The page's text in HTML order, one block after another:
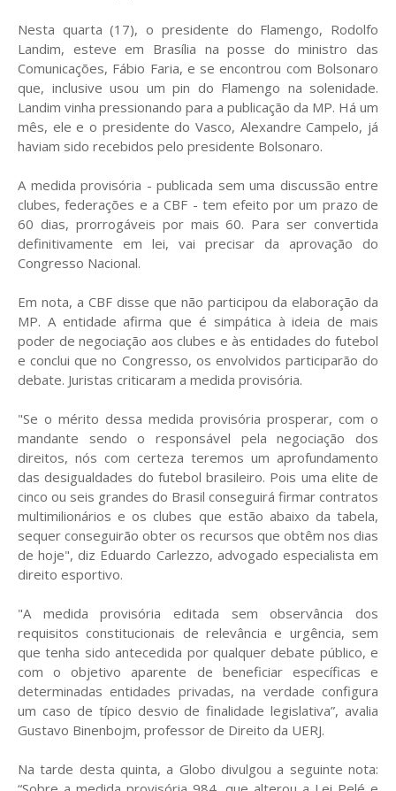
Nesta quarta (17), o presidente do Flamengo, Rodolfo
Landim, esteve em Brasília na posse do ministro das
Comunicações, Fábio Faria, e se encontrou com Bolsonaro
que, inclusive usou um pin do Flamengo na solenidade.
Landim vinha pressionando para a publicação da MP. Há um
mês, ele e o presidente do Vasco, Alexandre Campelo, já
haviam sido recebidos pelo presidente Bolsonaro.
A medida provisória - publicada sem uma discussão entre
clubes, federações e a CBF - tem efeito por um prazo de
60 dias, prorrogáveis por mais 60. Para ser convertida
definitivamente em lei, vai precisar da aprovação do
Congresso Nacional.
Em nota, a CBF disse que não participou da elaboração da
MP. A entidade afirma que é simpática à ideia de mais
poder de negociação aos clubes e às entidades do futebol
e conclui que no Congresso, os envolvidos participarão do
debate. Juristas criticaram a medida provisória.
"Se o mérito dessa medida provisória prosperar, com o
mandante sendo o responsável pela negociação dos
direitos, nós com certeza teremos um aprofundamento
das desigualdades do futebol brasileiro. Pois uma elite de
cinco ou seis grandes do Brasil conseguirá firmar contratos
multimilionários e os clubes que estão abaixo da tabela,
sequer conseguirão obter os recursos que obtêm nos dias
de hoje", diz Eduardo Carlezzo, advogado especialista em
direito esportivo.
"A medida provisória editada sem observância dos
requisitos constitucionais de relevância e urgência, sem
que tenha sido antecedida por qualquer debate público, e
com o objetivo aparente de beneficiar específicas e
determinadas entidades privadas, na verdade configura
um caso de típico desvio de finalidade legislativa”, avalia
Gustavo Binenbojm, professor de Direito da UERJ.
Na tarde desta quinta, a Globo divulgou a seguinte nota: